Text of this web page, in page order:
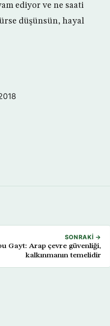
ediyor ve ne saati
düşünsün, hayal
SONRAKI →
Gayt: Arap çevre güvenliği,
kalkınmanın temelidir